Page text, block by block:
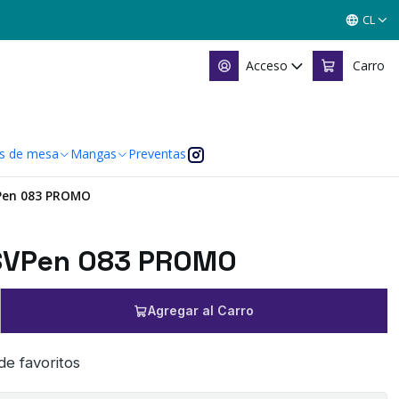
Acceso Carro
de mesa Mangas Preventas
CL
083 PROMO
083 PROMO
Agregar al Carro
favoritos